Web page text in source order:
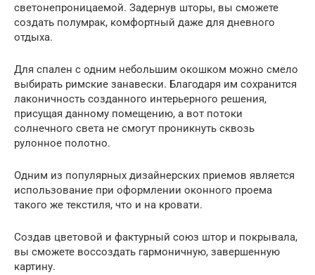
светонепроницаемой. Задернув шторы, вы сможете
создать полумрак, комфортный даже для дневного
отдыха.
Для спален с одним небольшим окошком можно смело
выбирать римские занавески. Благодаря им сохранится
лаконичность созданного интерьерного решения,
присущая данному помещению, а вот потоки
солнечного света не смогут проникнуть сквозь
рулонное полотно.
Одним из популярных дизайнерских приемов является
использование при оформлении оконного проема
такого же текстиля, что и на кровати.
Создав цветовой и фактурный союз штор и покрывала,
вы сможете воссоздать гармоничную, завершенную
картину.